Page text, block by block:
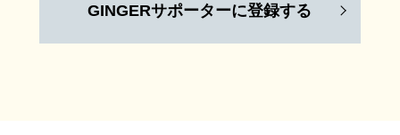
GINGERサポーターに登録する